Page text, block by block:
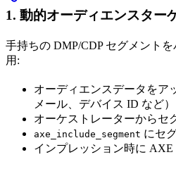
1. 動的オーディエンスター
手持ちの DMP/CDP セグメント
用:
オーディエンスデータをア
メール、デバイス ID など）
オーケストレーターからセ
axe_include_segment にセ
インプレッション時に